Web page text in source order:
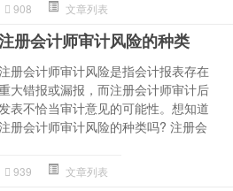
908 文章列表
册会计师审计风险的种类
册会计师审计风险是指会计报表存在
大错报或漏报，而注册会计师审计后
表不恰当审计意见的可能性。想知道
册会计师审计风险的种类吗? 注册会
939 文章列表